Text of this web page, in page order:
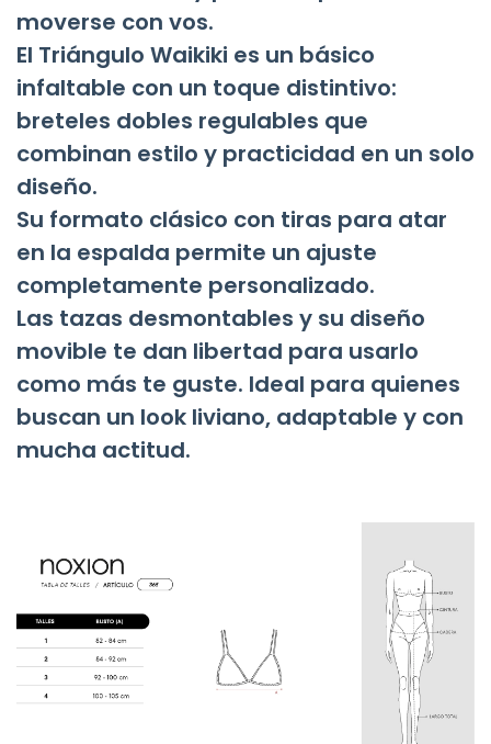
moverse con vos.
El Triángulo Waikiki es un básico
infaltable con un toque distintivo:
breteles dobles regulables que
combinan estilo y practicidad en un solo
diseño.
Su formato clásico con tiras para atar
en la espalda permite un ajuste
completamente personalizado.
Las tazas desmontables y su diseño
movible te dan libertad para usarlo
como más te guste. Ideal para quienes
buscan un look liviano, adaptable y con
mucha actitud.